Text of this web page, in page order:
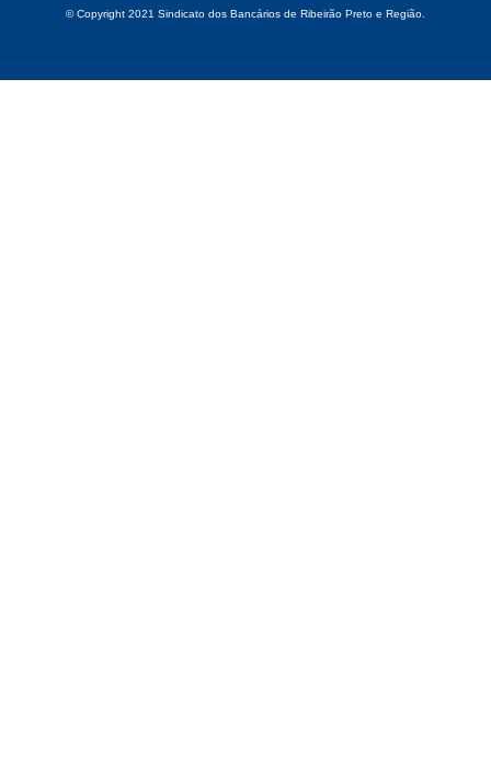
© Copyright 2021 Sindicato dos Bancários de Ribeirão Preto e Região.